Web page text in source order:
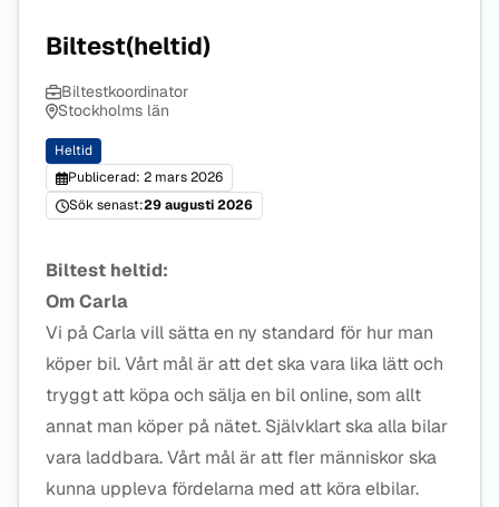
Biltest(heltid)
Biltestkoordinator
Stockholms län
Heltid
Publicerad: 2 mars 2026
Sök senast:29 augusti 2026
Biltest heltid:
Om Carla
Vi på Carla vill sätta en ny standard för hur man
köper bil. Vårt mål är att det ska vara lika lätt och
tryggt att köpa och sälja en bil online, som allt
annat man köper på nätet. Självklart ska alla bilar
vara laddbara. Vårt mål är att fler människor ska
kunna uppleva fördelarna med att köra elbilar.